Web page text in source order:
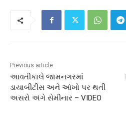
Previous article
આવતીકાલે જામનગરમાં
ડાયાબીટીસ અને આંખો પર થતી
અસરો અંગે સેમીનાર – VIDEO